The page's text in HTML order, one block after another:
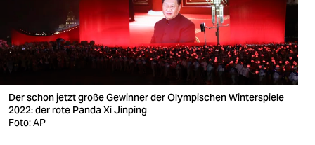
wahrheit
verlag
verlag
veranstaltungen
Der schon jetzt große Gewinner der Olympischen Winterspiele
2022: der rote Panda Xi Jinping
Foto: AP